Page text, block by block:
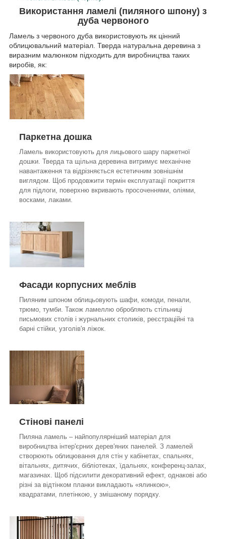
Використання ламелі (пиляного шпону) з
дуба червоного
Ламель з червоного дуба використовують як цінний
облицювальний матеріал. Тверда натуральна деревина з
виразним малюнком підходить для виробництва таких
виробів, як:
Паркетна дошка
Ламель використовують для лицьового шару паркетної
дошки. Тверда та щільна деревина витримує механічне
навантаження та відрізняється естетичним зовнішнім
виглядом. Щоб продовжити термін експлуатації покриття
для підлоги, поверхню вкривають просоченнями, оліями,
восками, лаками.
Фасади корпусних меблів
Пиляним шпоном облицьовують шафи, комоди, пенали,
трюмо, тумби. Також ламеллю обробляють стільниці
письмових столів і журнальних столиків, реєстраційні та
барні стійки, узголів'я ліжок.
Стінові панелі
Пиляна ламель – найпопулярніший матеріал для
виробництва інтер'єрних дерев'яних панелей. З ламелей
створюють облицювання для стін у кабінетах, спальнях,
вітальнях, дитячих, бібліотеках, їдальнях, конференц-залах,
магазинах. Щоб підсилити декоративний ефект, однакові або
різні за відтінком планки викладають «ялинкою»,
квадратами, плетінкою, у змішаному порядку.